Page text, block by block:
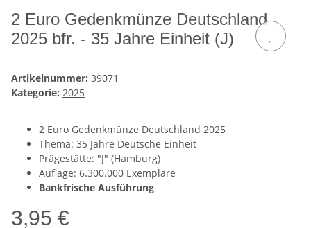
2 Euro Gedenkmünze Deutschland
2025 bfr. - 35 Jahre Einheit (J)
Artikelnummer: 39071
Kategorie: 2025
2 Euro Gedenkmünze Deutschland 2025
Thema: 35 Jahre Deutsche Einheit
Prägestätte: "J" (Hamburg)
Auflage: 6.300.000 Exemplare
Bankfrische Ausführung
3,95 €